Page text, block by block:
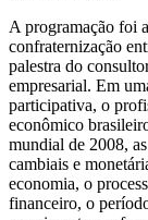
A programação foi
confraternização
palestra do
empresarial. Em
participativa, o
econômico
mundial de 2008,
cambiais e
economia, o
financeiro, o